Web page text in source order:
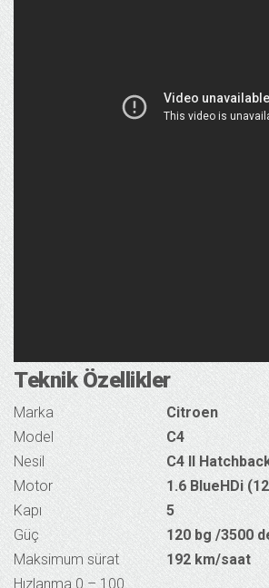
Teknik Özellikler
Marka
Citroen
Model
C4
Nesil
C4 II
Motor
1.6 BlueHDi
Kapı
5
Güç
120 bg /3500
Maksimum sürat
192 km/saat
Hızlanma 0 – 100